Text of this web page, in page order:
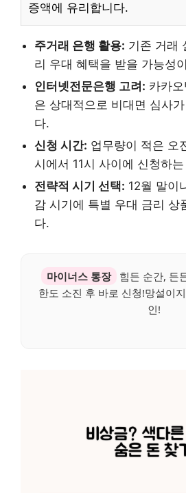
증액에 유리합니다.
주거래 은행 활용: 기존 거래
리 우대 혜택을 받을 가능성
인터넷전문은행 고려: 카카
은 상대적으로 비대면 심사
다.
신청 시간: 업무량이 적은 오
시에서 11시 사이에 신청하
전략적 시기 선택: 12월 말이
감 시기에 특별 우대 금리 상
다.
마이너스 통장
힘든 순간, 든
한도 소진 후 바로 신청!망설이
인!